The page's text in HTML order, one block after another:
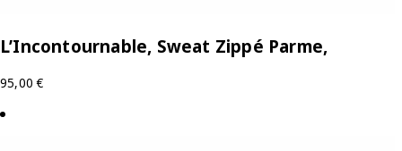
L’Incontournable, Sweat Zippé Parme,
95,00€